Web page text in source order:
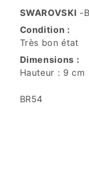
SWAROVSKI -
Condition :
Très bon état
Dimensions :
Hauteur : 9 cm
SKU:
BR54